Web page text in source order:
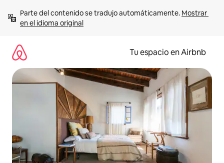
contenido
Parte del contenido se tradujo automáticamente. Mostrar
en el idioma original
Tu espacio en Airbnb